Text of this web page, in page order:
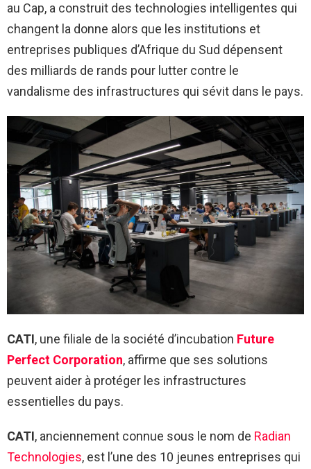
au Cap, a construit des technologies intelligentes qui
changent la donne alors que les institutions et
entreprises publiques d’Afrique du Sud dépensent
des milliards de rands pour lutter contre le
vandalisme des infrastructures qui sévit dans le pays.
CATI, une filiale de la société d’incubation Future
Perfect Corporation, affirme que ses solutions
peuvent aider à protéger les infrastructures
essentielles du pays.
CATI, anciennement connue sous le nom de Radian
Technologies, est l’une des 10 jeunes entreprises qui